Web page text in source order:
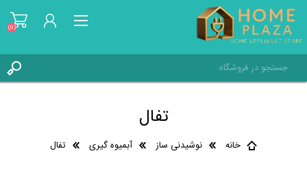
علاقه مندی ها
(0)
تفال
خانه نوشیدنی ساز آبمیوه گیری تفال